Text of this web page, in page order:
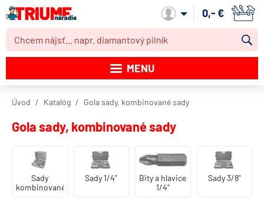
Môj účet
0,- €
MENU
Výpredaj
Obchodné podmienky
Úvod Katalóg Gola sady, kombinované sady
Gola sady, kombinované sady
Sady
kombinované
Sady 1/4"
Bity a hlavice
1/4"
Sady 3/8"